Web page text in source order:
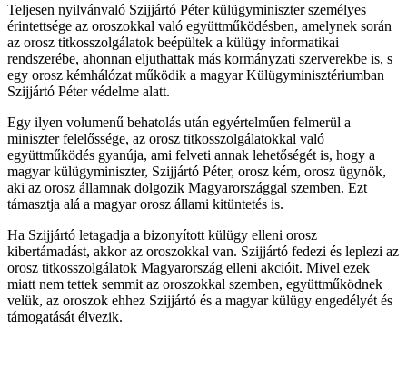
Teljesen nyilvánvaló Szijjártó Péter külügyminiszter személyes
érintettsége az oroszokkal való együttműködésben, amelynek során
az orosz titkosszolgálatok beépültek a külügy informatikai
rendszerébe, ahonnan eljuthattak más kormányzati szerverekbe is, s
egy orosz kémhálózat működik a magyar Külügyminisztériumban
Szijjártó Péter védelme alatt.
Egy ilyen volumenű behatolás után egyértelműen felmerül a
miniszter felelőssége, az orosz titkosszolgálatokkal való
együttműködés gyanúja, ami felveti annak lehetőségét is, hogy a
magyar külügyminiszter, Szijjártó Péter, orosz kém, orosz ügynök,
aki az orosz államnak dolgozik Magyarországgal szemben. Ezt
támasztja alá a magyar orosz állami kitüntetés is.
Ha Szijjártó letagadja a bizonyított külügy elleni orosz
kibertámadást, akkor az oroszokkal van. Szijjártó fedezi és leplezi az
orosz titkosszolgálatok Magyarország elleni akcióit. Mivel ezek
miatt nem tettek semmit az oroszokkal szemben, együttműködnek
velük, az oroszok ehhez Szijjártó és a magyar külügy engedélyét és
támogatását élvezik.